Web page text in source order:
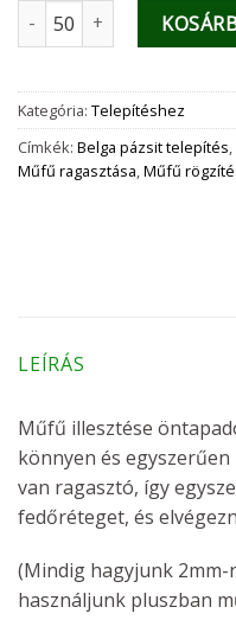
Műfű illesztése -
Kategória: Telepítéshez
Címkék: Belga pázsit telepítés,
Műfű ragasztása,Műfű
LEÍRÁS
Műfű illesztése
könnyen és
van ragasztó, így
fedőréteget, és
(Mindig hagyjunk
használjunk pluszban